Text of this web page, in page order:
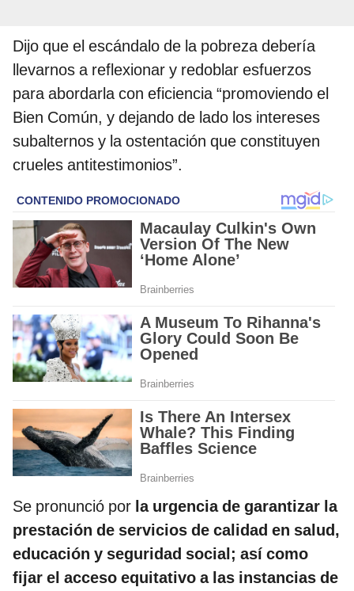
Dijo que el escándalo de la pobreza debería
llevarnos a reflexionar y redoblar esfuerzos
para abordarla con eficiencia “promoviendo el
Bien Común, y dejando de lado los intereses
subalternos y la ostentación que constituyen
crueles antitestimonios”.
Se pronunció por la urgencia de garantizar la
prestación de servicios de calidad en salud,
educación y seguridad social; así como
fijar el acceso equitativo a las instancias de